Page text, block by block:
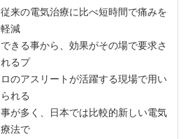
従来の電気治療に比べ短時間で痛みを
軽減
できる事から、効果がその場で要求さ
れるプ
ロのアスリートが活躍する現場で用い
られる
事が多く、日本では比較的新しい電気
療法で